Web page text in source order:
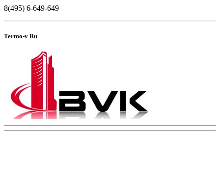
8(495) 6-649-649
Termo-v Ru